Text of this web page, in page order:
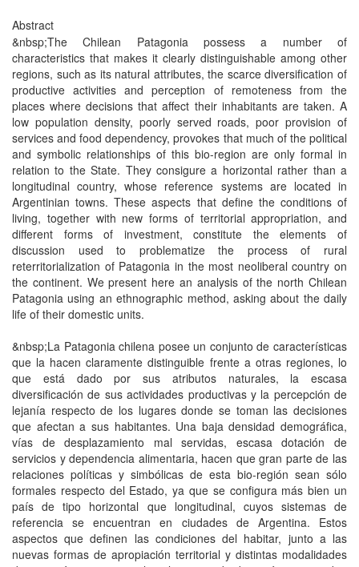
Abstract
&nbsp;The Chilean Patagonia possess a number of
characteristics that makes it clearly distinguishable among other
regions, such as its natural attributes, the scarce diversification of
productive activities and perception of remoteness from the
places where decisions that affect their inhabitants are taken. A
low population density, poorly served roads, poor provision of
services and food dependency, provokes that much of the political
and symbolic relationships of this bio-region are only formal in
relation to the State. They consigure a horizontal rather than a
longitudinal country, whose reference systems are located in
Argentinian towns. These aspects that define the conditions of
living, together with new forms of territorial appropriation, and
different forms of investment, constitute the elements of
discussion used to problematize the process of rural
reterritorialization of Patagonia in the most neoliberal country on
the continent. We present here an analysis of the north Chilean
Patagonia using an ethnographic method, asking about the daily
life of their domestic units.
&nbsp;La Patagonia chilena posee un conjunto de características
que la hacen claramente distinguible frente a otras regiones, lo
que está dado por sus atributos naturales, la escasa
diversificación de sus actividades productivas y la percepción de
lejanía respecto de los lugares donde se toman las decisiones
que afectan a sus habitantes. Una baja densidad demográfica,
vías de desplazamiento mal servidas, escasa dotación de
servicios y dependencia alimentaria, hacen que gran parte de las
relaciones políticas y simbólicas de esta bio-región sean sólo
formales respecto del Estado, ya que se configura más bien un
país de tipo horizontal que longitudinal, cuyos sistemas de
referencia se encuentran en ciudades de Argentina. Estos
aspectos que definen las condiciones del habitar, junto a las
nuevas formas de apropiación territorial y distintas modalidades